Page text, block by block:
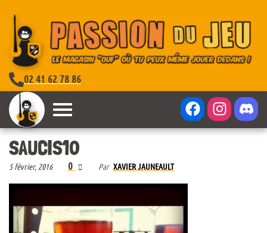
02 41 62 78 86
SAUCIS10
5 février, 2016 0 Par XAVIER JAUNEAULT